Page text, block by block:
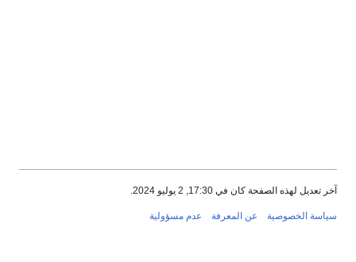
آخر تعديل لهذه الصفحة كان في 17:30, 2 يوليو 2024.
سياسة الخصوصية عن المعرفة عدم مسؤولية